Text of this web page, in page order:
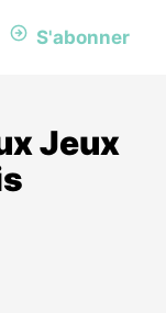
S'abonner
Jeux